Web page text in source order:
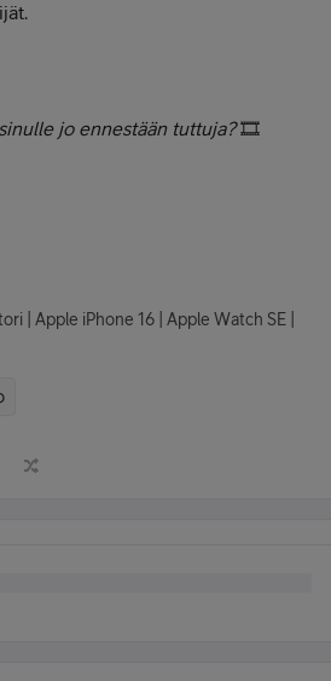
jo ennestään tuttuja?🎞
| Apple iPhone 16 | Apple Watch SE |